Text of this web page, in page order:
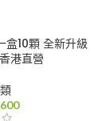
盒10顆 全新升級
港直營
價